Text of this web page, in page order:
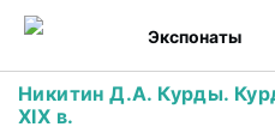
Экспонаты
Никитин Д.А. Курды.
XIX в.